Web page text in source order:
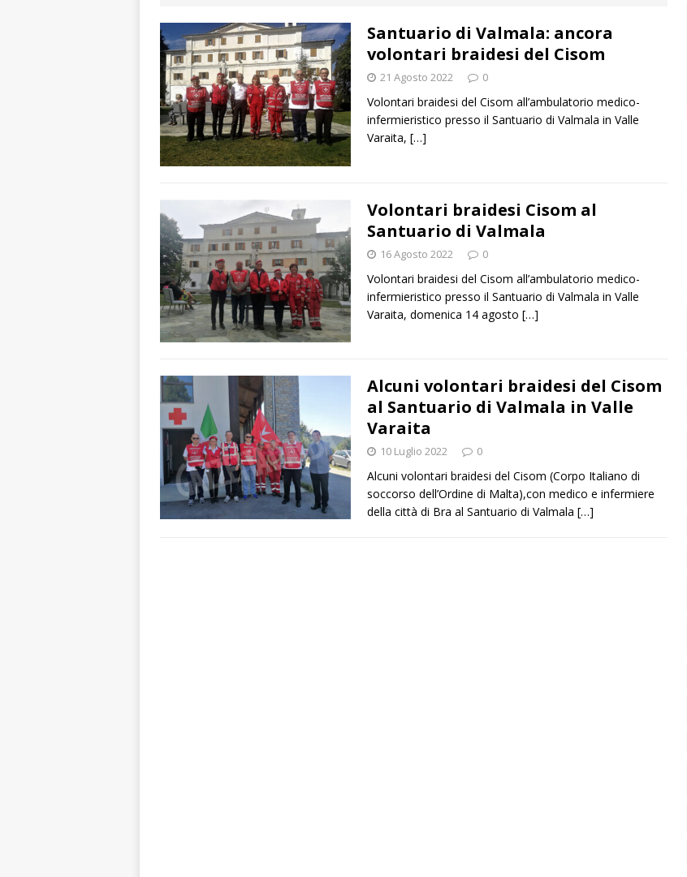
[ 8 Agosto 2026 ]
Alba: lunedì 10 agosto tornano le “Notti del vino”
ALBA
[ 8 Agosto 2026 ]
Gorzegno: 24 giovani al campo scuola della Protezione Civile
LANGHE
[ 8 Agosto 2026 ]
L’Alba volley inizia la stagione del debutto in Serie B1 con una
visita al grattacielo della Regione
ITINERARI / Trenta chilometri su due ruote lungo il Belbo
LANGHE
Santuario di Valmala: ancora
volontari braidesi del Cisom
21 Agosto 2022 0
Volontari braidesi del Cisom all’ambulatorio medico-
infermieristico presso il Santuario di Valmala in Valle
Varaita, […]
Volontari braidesi Cisom al
Santuario di Valmala
16 Agosto 2022 0
Volontari braidesi del Cisom all’ambulatorio medico-
infermieristico presso il Santuario di Valmala in Valle
Varaita, domenica 14 agosto […]
Alcuni volontari braidesi del Cisom
al Santuario di Valmala in Valle
Varaita
10 Luglio 2022 0
Alcuni volontari braidesi del Cisom (Corpo Italiano di
soccorso dell’Ordine di Malta),con medico e infermiere
della città di Bra al Santuario di Valmala […]